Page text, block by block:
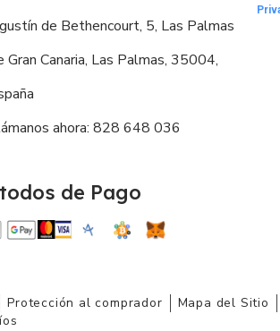
de Bethencourt, 5, Las Palmas
Gran Canaria, Las Palmas, 35004,
ahora: 828 648 036
de Pago
Protección al comprador Mapa del Sitio